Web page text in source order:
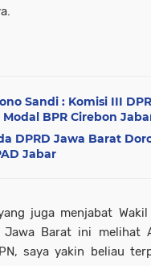
Sandi : Komisi III
BPR Cirebon
DPRD Jawa Barat
Jabar
juga menjabat
Jawa Barat ini melihat
saya yakin beliau